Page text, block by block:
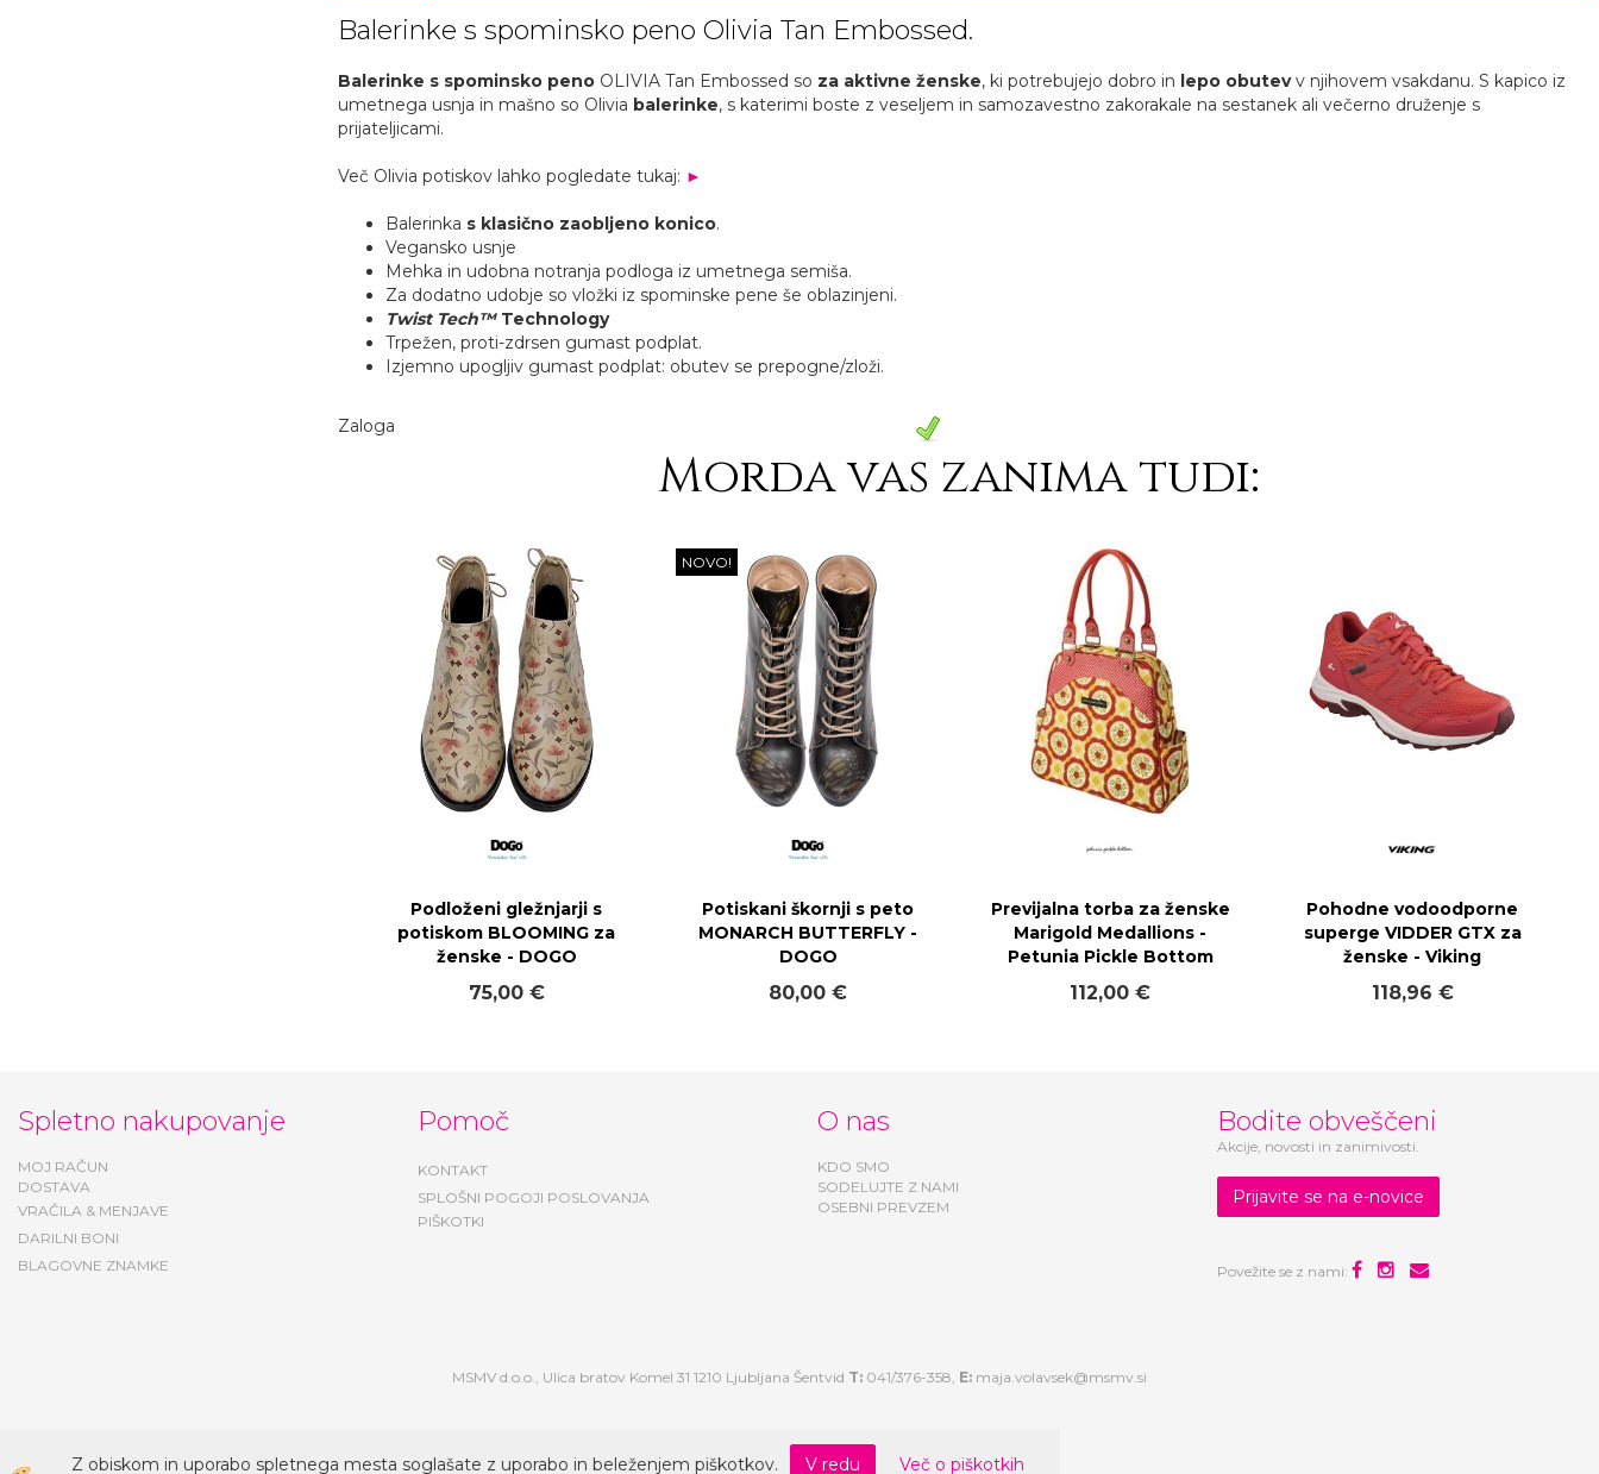
Balerinke s spominsko peno Olivia Tan Embossed.
Balerinke s spominsko penoOLIVIA Tan Embossed so za aktivne ženske, ki potrebujejo dobro in lepo obutevv njihovem vsakdanu. S kapico iz
umetnega usnja in mašno so Olivia balerinke, s katerimi boste z veseljem in samozavestno zakorakale na sestanek ali večerno druženje s
prijateljicami.
Več Olivia potiskov lahko pogledate tukaj: ►
Balerinka s klasično zaobljeno konico.
Vegansko usnje
Mehka in udobna notranja podloga iz umetnega semiša.
Za dodatno udobje so vložki iz spominske pene še oblazinjeni.
Twist Tech™Technology
Trpežen, proti-zdrsen gumast podplat.
Izjemno upogljiv gumast podplat: obutev se prepogne/zloži.
Zaloga
Morda vas zanima tudi:
Podloženi gležnjarji s
potiskom BLOOMING za
ženske - DOGO
75,00 €
NOVO!
Potiskani škornji s peto
MONARCH BUTTERFLY -
DOGO
80,00 €
Previjalna torba za ženske
Marigold Medallions -
Petunia Pickle Bottom
112,00 €
Pohodne vodoodporne
superge VIDDER GTX za
ženske - Viking
118,96 €
Spletno nakupovanje
MOJ RAČUN
DOSTAVA
VRAČILA & MENJAVE
DARILNI BONI
BLAGOVNE ZNAMKE
Pomoč
KONTAKT
SPLOŠNI POGOJI POSLOVANJA
PIŠKOTKI
O nas
KDO SMO
SODELUJTE Z NAMI
OSEBNI PREVZEM
Bodite obveščeni
Akcije, novosti in zanimivosti.
Prijavite se na e-novice
Povežite se z nami:
MSMV d.o.o., Ulica bratov Komel 31 1210 Ljubljana Šentvid T: 041/376-358, E: maja.volavsek@msmv.si
Z obiskom in uporabo spletnega mesta soglašate z uporabo in beleženjem piškotkov. V redu Več o piškotkih